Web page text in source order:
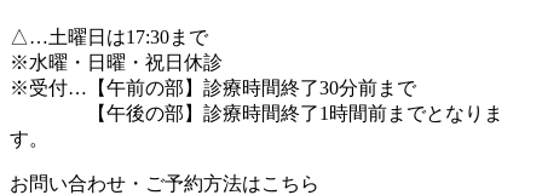
△…土曜日は17:30まで
※水曜・日曜・祝日休診
※受付…【午前の部】診療時間終了30分前まで
【午後の部】診療時間終了1時間前までとなりま
す。
お問い合わせ・ご予約方法はこちら